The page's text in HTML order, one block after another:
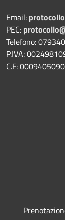
Email:
PEC:
Telefono:
P.IVA:
C.F: